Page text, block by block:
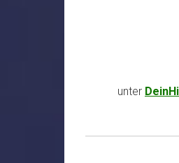
unter